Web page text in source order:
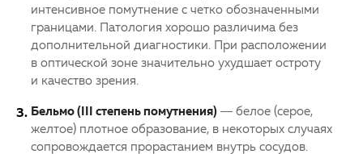
интенсивное помутнение с четко обозначенными
границами. Патология хорошо различима без
дополнительной диагностики. При расположении
в оптической зоне значительно ухудшает остроту
и качество зрения.
Бельмо (III степень помутнения) — белое (серое,
желтое) плотное образование, в некоторых случаях
сопровождается прорастанием внутрь сосудов.